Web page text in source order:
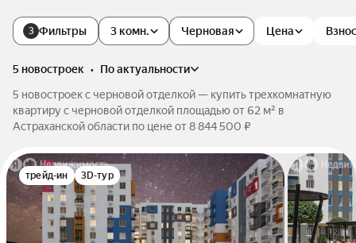
3 Фильтры Цена
3 комн. Черновая
5 новостроек •
по актуальности
5 новостроек с черновой отделкой — купить трехкомнатную
квартиру с черновой отделкой площадью от 62 м² в
Астраханской области по цене от 8 844 500 ₽
трейд-ин 3D-тур